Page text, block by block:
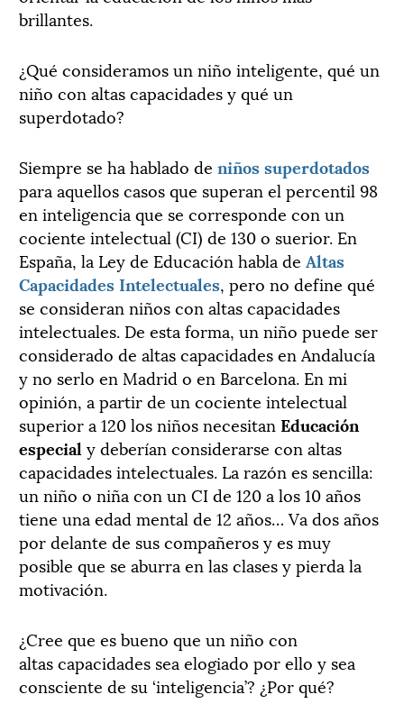
brillantes.
¿Qué consideramos un niño inteligente, qué un
niño con altas capacidades y qué un
superdotado?
Siempre se ha hablado de niños superdotados
para aquellos casos que superan el percentil 98
en inteligencia que se corresponde con un
cociente intelectual (CI) de 130 o suerior. En
España, la Ley de Educación habla de Altas
Capacidades Intelectuales, pero no define qué
se consideran niños con altas capacidades
intelectuales. De esta forma, un niño puede ser
considerado de altas capacidades en Andalucía
y no serlo en Madrid o en Barcelona. En mi
opinión, a partir de un cociente intelectual
superior a 120 los niños necesitan Educación
especial y deberían considerarse con altas
capacidades intelectuales. La razón es sencilla:
un niño o niña con un CI de 120 a los 10 años
tiene una edad mental de 12 años… Va dos años
por delante de sus compañeros y es muy
posible que se aburra en las clases y pierda la
motivación.
¿Cree que es bueno que un niño con
altas capacidades sea elogiado por ello y sea
consciente de su ‘inteligencia’? ¿Por qué?